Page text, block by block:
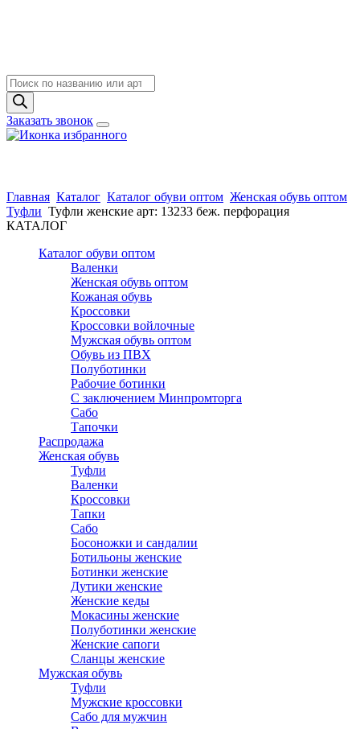
Поиск
товаров
Заказать звонок
Главная Каталог Каталог обуви оптом Женская обувь оптом
Туфли Туфли женские арт: 13233 беж. перфорация
КАТАЛОГ
Каталог обуви оптом
Валенки
Женская обувь оптом
Кожаная обувь
Кроссовки
Кроссовки войлочные
Мужская обувь оптом
Обувь из ПВХ
Полуботинки
Рабочие ботинки
С заключением Минпромторга
Сабо
Тапочки
Распродажа
Женская обувь
Туфли
Валенки
Кроссовки
Тапки
Сабо
Босоножки и сандалии
Ботильоны женские
Ботинки женские
Дутики женские
Женские кеды
Мокасины женские
Полуботинки женские
Женские сапоги
Сланцы женские
Мужская обувь
Туфли
Мужские кроссовки
Сабо для мужчин